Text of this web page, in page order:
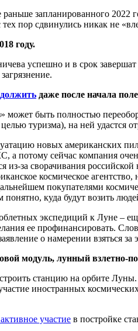
запланированного
пор сдвинулись никак не
году.
успешно и в срок
даже после начала
быть полностью
туризма), на ней удастся
новых американских
а потому сейчас компания
из-за сворачивания
космическое
покупателями
понятно, куда будут возить
экспедиций к Луне –
ее профинансировать.
о намерении взяться за
модуль, лунный
станцию на орбите
иностранных
участие в постройке